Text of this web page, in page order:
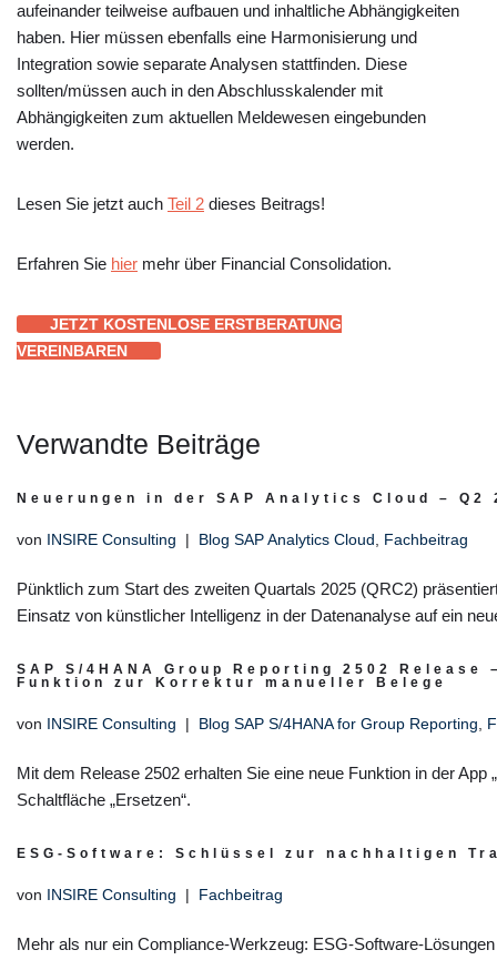
aufeinander teilweise aufbauen und inhaltliche Abhängigkeiten
haben. Hier müssen ebenfalls eine Harmonisierung und
Integration sowie separate Analysen stattfinden. Diese
sollten/müssen auch in den Abschlusskalender mit
Abhängigkeiten zum aktuellen Meldewesen eingebunden
werden.
Lesen Sie jetzt auch Teil 2 dieses Beitrags!
Erfahren Sie hier mehr über Financial Consolidation.
JETZT KOSTENLOSE ERSTBERATUNG
VEREINBAREN
Verwandte Beiträge
Neuerungen in der SAP Analytics Cloud – Q2
von INSIRE Consulting Blog SAP Analytics Cloud , Fachbeitrag
Pünktlich zum Start des zweiten Quartals 2025 (QRC2)
Einsatz von künstlicher Intelligenz in der Datenanalyse auf ein
SAP S/4HANA Group Reporting 2502
Funktion zur Korrektur manueller Belege
von INSIRE Consulting Blog SAP S/4HANA for Group Reporting,
Mit dem Release 2502 erhalten Sie eine neue Funktion in der App
Schaltfläche „Ersetzen“.
ESG-Software: Schlüssel zur nachhaltigen
von INSIRE Consulting Fachbeitrag
Mehr als nur ein Compliance-Werkzeug: ESG-Software-